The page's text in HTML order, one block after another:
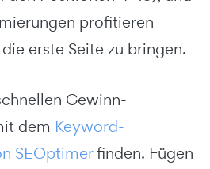
profitieren
erste Seite zu bringen.
Gewinn-
dem Keyword-
SEOptimerfinden. Fügen